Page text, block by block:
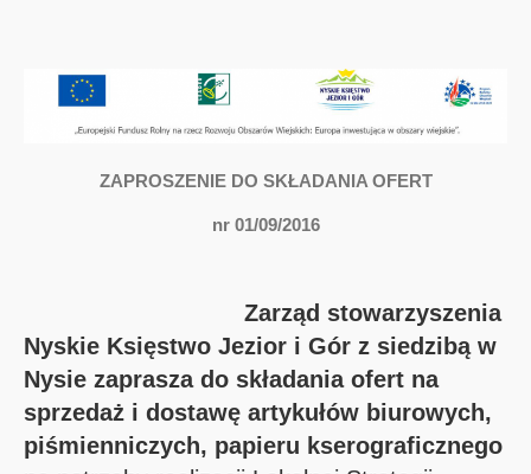
ZAPROSZENIE DO SKŁADANIA OFERT
nr 01/09/2016
Zarząd stowarzyszenia
Nyskie Księstwo Jezior i Gór z siedzibą w
Nysie zaprasza do składania ofert na
sprzedaż i dostawę artykułów biurowych,
piśmienniczych, papieru kserograficznego